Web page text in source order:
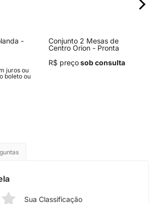
-
juros ou
boleto ou
Conjunto 2 Mesas de
Centro Orion - Pronta
R$ preçosob consulta
Sua Classificação